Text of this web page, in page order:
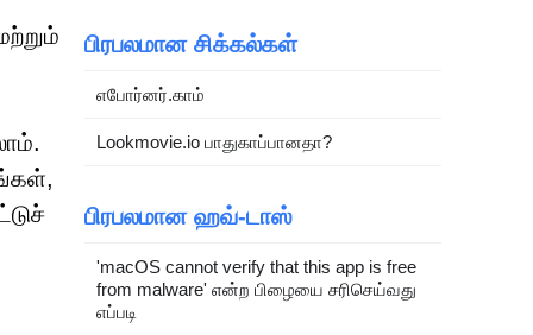
பிரபலமான சிக்கல்கள்
எபோர்னர்.காம்
Lookmovie.io பாதுகாப்பானதா?
பிரபலமான ஹவ்-டாஸ்
'macOS cannot verify that this app is free
from malware' என்ற பிழையை சரிசெய்வது
எப்படி